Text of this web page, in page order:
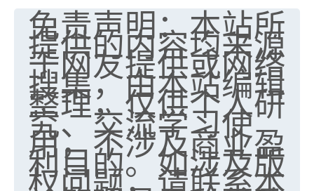
免责声明：本站所
提供的内容均来源
于网友提供或网络
搜集，由本站编辑
整理，仅供个人研
究、交流学习使
用，不涉及商业盈
利目的。如涉及版
权问题，请联系本